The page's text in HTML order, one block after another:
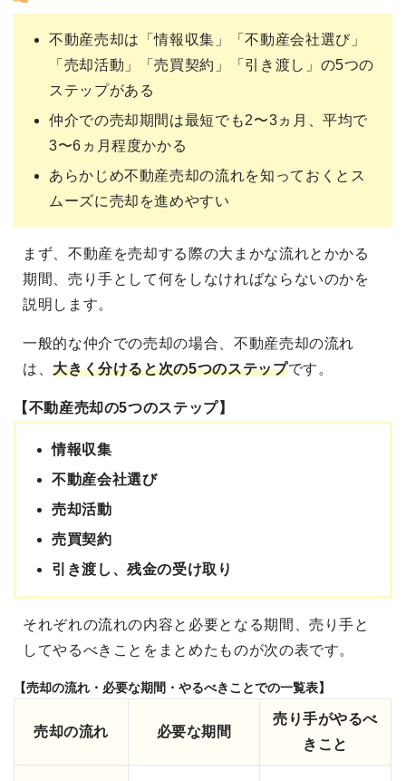
不動産売却は「情報収集」「不動産会社選び」
「売却活動」「売買契約」「引き渡し」の5つの
ステップがある
仲介での売却期間は最短でも2〜3ヵ月、平均で
3〜6ヵ月程度かかる
あらかじめ不動産売却の流れを知っておくとス
ムーズに売却を進めやすい
まず、不動産を売却する際の大まかな流れとかかる
期間、売り手として何をしなければならないのかを
説明します。
一般的な仲介での売却の場合、不動産売却の流れ
は、大きく分けると次の5つのステップです。
【不動産売却の5つのステップ】
情報収集
不動産会社選び
売却活動
売買契約
引き渡し、残金の受け取り
それぞれの流れの内容と必要となる期間、売り手と
してやるべきことをまとめたものが次の表です。
【売却の流れ・必要な期間・やるべきことでの一覧表】
売却の流れ 必要な期間
売り手がやるべ
きこと